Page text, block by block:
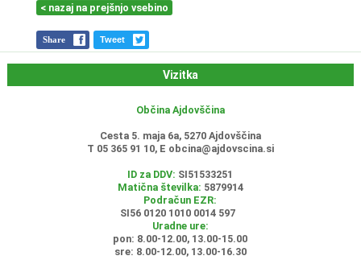
< nazaj na prejšnjo vsebino
Share Tweet
Vizitka
Občina Ajdovščina
Cesta 5. maja 6a, 5270 Ajdovščina
T 05 365 91 10, E obcina@ajdovscina.si
ID za DDV: SI51533251
Matična številka: 5879914
Podračun EZR:
SI56 0120 1010 0014 597
Uradne ure:
pon: 8.00-12.00, 13.00-15.00
sre: 8.00-12.00, 13.00-16.30